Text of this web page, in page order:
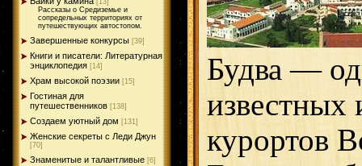
[13]
Рассказы о Средиземье и
сопредельных территориях от
путешествующих автостопом.
Завершенные конкурсы [39]
Книги и писатели: Литературная
энциклопедия [14]
Храм высокой поэзии [15]
Гостиная для
путешественников [138]
Создаем уютный дом [131]
Женские секреты с Леди Джун
[70]
Знаменитые и талантливые [6]
Будва —
известных
курортов